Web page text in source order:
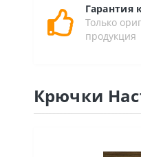
Гарантия
Только
продукция
Крючки